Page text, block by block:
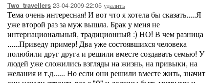
Two_travellers 23-04-2009-22:05 удалить
Тема очень интересная! И вот что я хотела бы сказать.....Я
уже второй раз за муж вышла. Брак у меня не
интернациональный, традиционный :) НО! В чем разница
......Приведу пример! Два уже состоявшихся человека
полюбили друг друга и решили вместе создавать семью! У
людей уже сложились взгляды на жизнь, на привыки, на
желания и т.д...... Но если они решили вместе жить, значит